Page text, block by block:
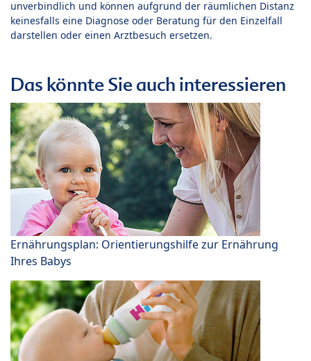
unverbindlich und können aufgrund der räumlichen Distanz
keinesfalls eine Diagnose oder Beratung für den Einzelfall
darstellen oder einen Arztbesuch ersetzen.
Das könnte Sie auch interessieren
Ernährungsplan: Orientierungshilfe zur Ernährung
Ihres Babys